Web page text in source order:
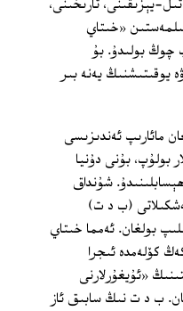
يېزىقىنى، تارىخىنى،
«خىتاي
چوڭ بولىدۇ. بۇ
يوقىتىشنىڭ يەنە بىر
مائارىپ ئەندىزىسى
بولۇپ، بۇنى دۇنيا
شۇنداق
(ب د ت)
بولغان. ئەمما خىتاي
كۆلەمدە ئىجرا
«ئۇيغۇرلارنى
ب د ت نىڭ سابىق ئاز